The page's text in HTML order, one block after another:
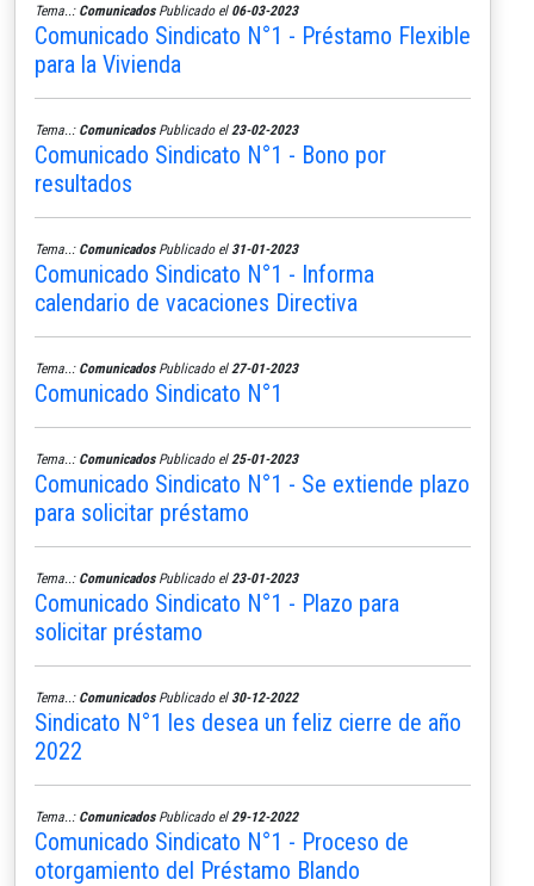
Tema..: ComunicadosPublicado el 06-03-2023
Comunicado Sindicato N°1 - Préstamo Flexible
para la Vivienda
Tema..: ComunicadosPublicado el 23-02-2023
Comunicado Sindicato N°1 - Bono por
resultados
Tema..: ComunicadosPublicado el 31-01-2023
Comunicado Sindicato N°1 - Informa
calendario de vacaciones Directiva
Tema..: ComunicadosPublicado el 27-01-2023
Comunicado Sindicato N°1
Tema..: ComunicadosPublicado el 25-01-2023
Comunicado Sindicato N°1 - Se extiende plazo
para solicitar préstamo
Tema..: ComunicadosPublicado el 23-01-2023
Comunicado Sindicato N°1 - Plazo para
solicitar préstamo
Tema..: ComunicadosPublicado el 30-12-2022
Sindicato N°1 les desea un feliz cierre de año
2022
Tema..: ComunicadosPublicado el 29-12-2022
Comunicado Sindicato N°1 - Proceso de
otorgamiento del Préstamo Blando